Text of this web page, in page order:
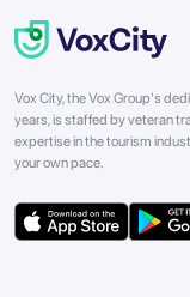
Vox City, the Vox Group's
years, is staffed by veteran
expertise in the tourism
your own pace.